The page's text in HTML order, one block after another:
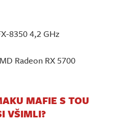
8350 4,2 GHz
Radeon RX 5700
MAFIE S TOU
VŠIMLI?